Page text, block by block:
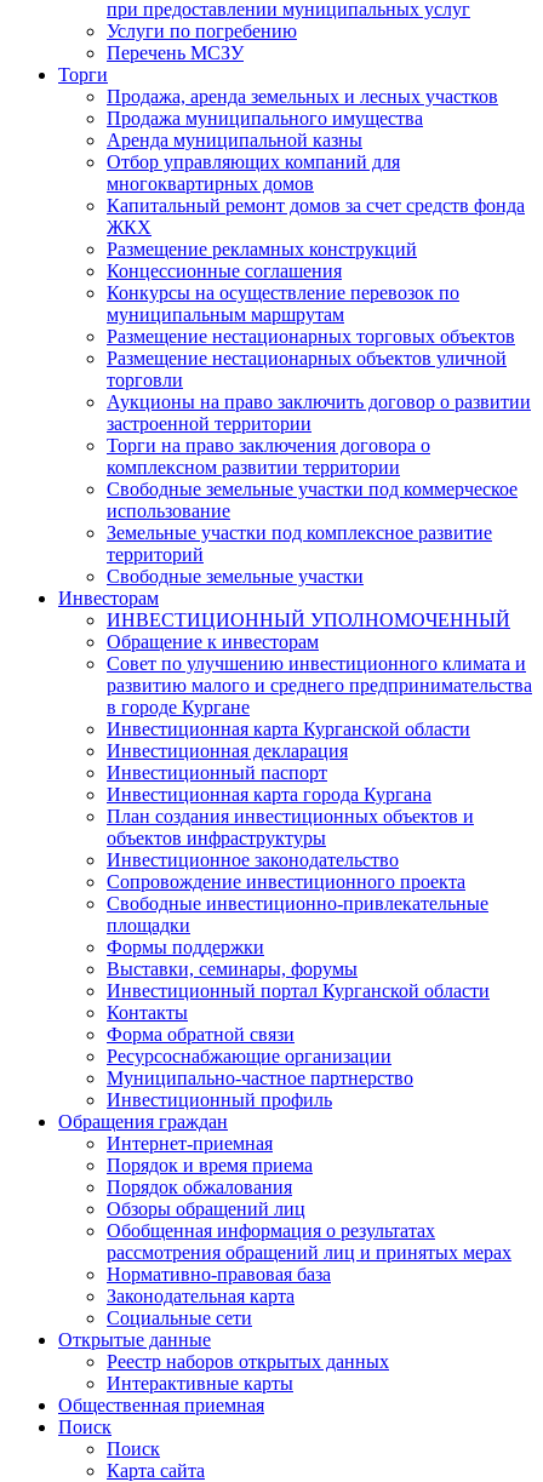
при предоставлении муниципальных услуг
Услуги по погребению
Перечень МСЗУ
Торги
Продажа, аренда земельных и лесных участков
Продажа муниципального имущества
Аренда муниципальной казны
Отбор управляющих компаний для
многоквартирных домов
Капитальный ремонт домов за счет средств фонда
ЖКХ
Размещение рекламных конструкций
Концессионные соглашения
Конкурсы на осуществление перевозок по
муниципальным маршрутам
Размещение нестационарных торговых объектов
Размещение нестационарных объектов уличной
торговли
Аукционы на право заключить договор о развитии
застроенной территории
Торги на право заключения договора о
комплексном развитии территории
Свободные земельные участки под коммерческое
использование
Земельные участки под комплексное развитие
территорий
Свободные земельные участки
Инвесторам
ИНВЕСТИЦИОННЫЙ УПОЛНОМОЧЕННЫЙ
Обращение к инвесторам
Совет по улучшению инвестиционного климата и
развитию малого и среднего предпринимательства
в городе Кургане
Инвестиционная карта Курганской области
Инвестиционная декларация
Инвестиционный паспорт
Инвестиционная карта города Кургана
План создания инвестиционных объектов и
объектов инфраструктуры
Инвестиционное законодательство
Сопровождение инвестиционного проекта
Свободные инвестиционно-привлекательные
площадки
Формы поддержки
Выставки, семинары, форумы
Инвестиционный портал Курганской области
Контакты
Форма обратной связи
Ресурсоснабжающие организации
Муниципально-частное партнерство
Инвестиционный профиль
Обращения граждан
Интернет-приемная
Порядок и время приема
Порядок обжалования
Обзоры обращений лиц
Обобщенная информация о результатах
рассмотрения обращений лиц и принятых мерах
Нормативно-правовая база
Законодательная карта
Социальные сети
Открытые данные
Реестр наборов открытых данных
Интерактивные карты
Общественная приемная
Поиск
Поиск
Карта сайта